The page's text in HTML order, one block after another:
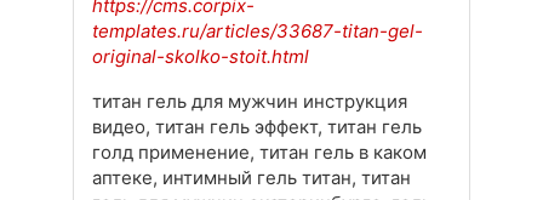
https://cms.corpix-
templates.ru/articles/33687-titan-gel-
original-skolko-stoit.html
титан гель для мужчин инструкция
видео, титан гель эффект, титан гель
голд применение, титан гель в каком
аптеке, интимный гель титан, титан